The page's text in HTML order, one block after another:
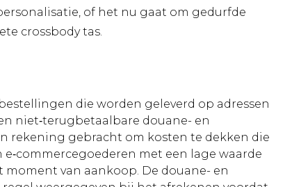
of het nu gaat om gedurfde
crossbody tas.
die worden geleverd op adressen
niet‑terugbetaalbare douane- en
rekening gebracht om kosten te dekken die
met een lage waarde
van aankoop. De douane- en